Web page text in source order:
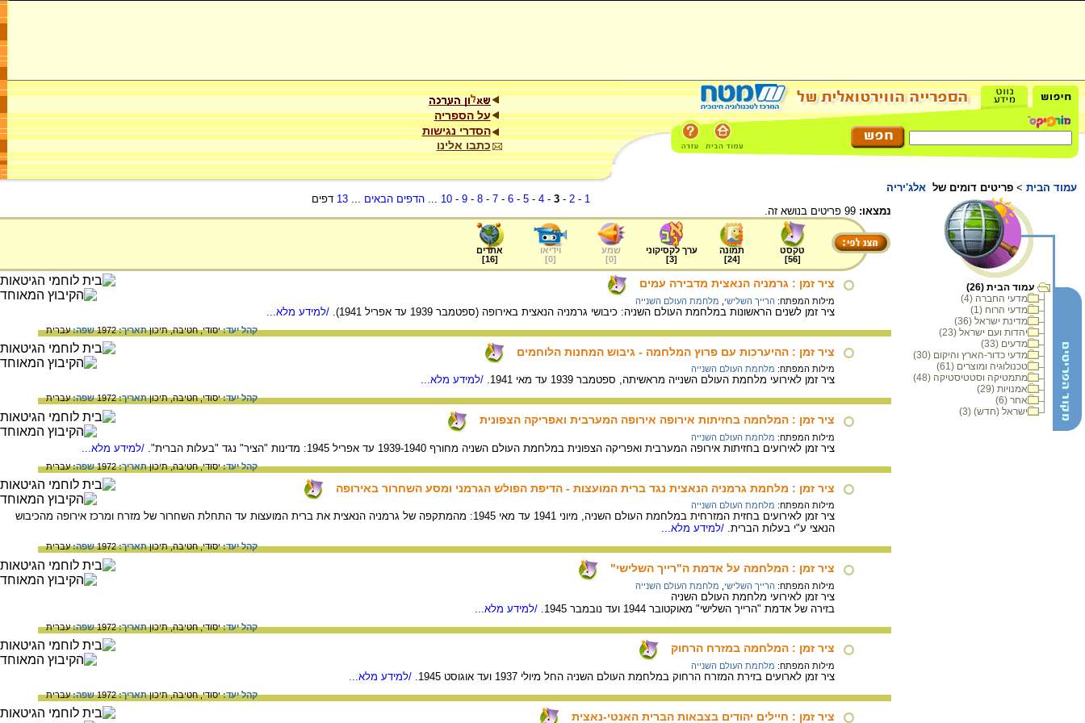
על הספריה
הסדרי נגישות
כתבו אלינו
עמוד הבית > פריטים דומים של אלג'יריה
עמוד הבית (26)
מדעי החברה (4)
מדעי הרוח (1)
מדינת ישראל (36)
יהדות ועם ישראל (23)
מדעים (33)
מדעי כדור-הארץ והיקום (30)
טכנולוגיה ומוצרים (61)
מתמטיקה וסטטיסטיקה (48)
אמנויות (29)
אחר (6)
ישראל (חדש) (3)
1
-
2
-
3
-
4
-
5
-
6
-
7
-
8
-
9
-
10
...הדפים הבאים ...
13 דפים
נמצאו:
טקסט
[
56
]
תמונה
[
24
]
ערך לקסיקוני
[
3
]
שמע
[
0
]
וידיאו
[
0
]
אתרים
[
16
]
ציר זמן : גרמניה הנאצית מדבירה עמים
מילות המפתח: הרייך השלישי מלחמת העולם השנייה
ציר זמן לשנים הראשונות במלחמת העולם השניה: כיבושי גרמניה הנאצית באירופה (ספטמבר 1939 עד אפריל 1941). /למידע מלא...
קהל יעד:יסודי,חטיבה,תיכוןתאריך:1972 שפה:עברית
ציר זמן : ההיערכות עם פרוץ המלחמה - גיבוש המחנות הלוחמים
מילות המפתח: מלחמת העולם השנייה
ציר זמן לאירועי מלחמת העולם השנייה מראשיתה, ספטמבר 1939 עד מאי 1941. /למידע מלא...
קהל יעד:יסודי,חטיבה,תיכוןתאריך:1972 שפה:עברית
ציר זמן : המלחמה בחזיתות אירופה אירופה המערבית ואפריקה הצפונית
מילות המפתח: מלחמת העולם השנייה
ציר זמן לאירועים בחזיתות אירופה המערבית ואפריקה הצפונית במלחמת העולם השניה מחורף 1939-1940 עד אפריל 1945: מדינות "הציר" נגד "בעלות הברית". /למידע מלא...
קהל יעד:יסודי,חטיבה,תיכוןתאריך:1972 שפה:עברית
ציר זמן : מלחמת גרמניה הנאצית נגד ברית המועצות - הדיפת הפולש הגרמני ומסע השחרור באירופה
מילות המפתח: מלחמת העולם השנייה
ציר זמן לאירועים בחזית המזרחית במלחמת העולם השניה, מיוני 1941 עד מאי 1945: מהמתקפה של גרמניה הנאצית את ברית המועצות עד התחלת השחרור של מזרח ומרכז אירופה מהכיבוש
הנאצי ע"י בעלות הברית. /למידע מלא...
קהל יעד:יסודי,חטיבה,תיכוןתאריך:1972 שפה:עברית
ציר זמן : המלחמה על אדמת ה"רייך השלישי"
מילות המפתח: הרייך השלישי מלחמת העולם השנייה
ציר זמן לאירועי מלחמת העולם השניה
בזירה של אדמת "הרייך השלישי" מאוקטובר 1944 ועד נובמבר 1945.
/למידע מלא...
קהל יעד:יסודי,חטיבה,תיכוןתאריך:1972 שפה:עברית
ציר זמן : המלחמה במזרח הרחוק
מילות המפתח: מלחמת העולם השנייה
ציר זמן לארועים בזירת המזרח הרחוק במלחמת העולם השניה החל מיולי 1937 ועד אוגוסט 1945. /למידע מלא...
קהל יעד:יסודי,חטיבה,תיכוןתאריך:1972 שפה:עברית
ציר זמן : חיילים יהודים בצבאות הברית האנטי-נאצית